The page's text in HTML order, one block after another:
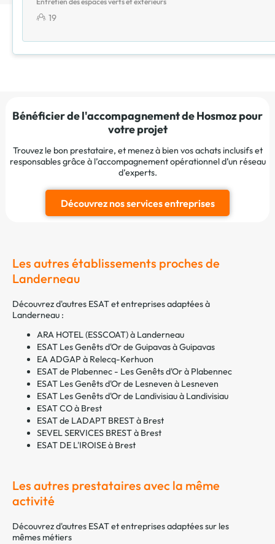
19
Bénéficier de l'accompagnement de Hosmoz pour
votre projet
Trouvez le bon prestataire, et menez à bien vos achats inclusifs et
responsables grâce à l’accompagnement opérationnel d’un réseau
d’experts.
Découvrez nos services entreprises
Les autres établissements proches de
Landerneau
Découvrez d'autres ESAT et entreprises adaptées à
Landerneau :
ARA HOTEL (ESSCOAT) à Landerneau
ESAT Les Genêts d'Or de Guipavas à Guipavas
EA ADGAP à Relecq-Kerhuon
ESAT de Plabennec - Les Genêts d'Or à Plabennec
ESAT Les Genêts d'Or de Lesneven à Lesneven
ESAT Les Genêts d'Or de Landivisiau à Landivisiau
ESAT CO à Brest
ESAT de LADAPT BREST à Brest
SEVEL SERVICES BREST à Brest
ESAT DE L'IROISE à Brest
Les autres prestataires avec la même
activité
Découvrez d'autres ESAT et entreprises adaptées sur les
mêmes métiers